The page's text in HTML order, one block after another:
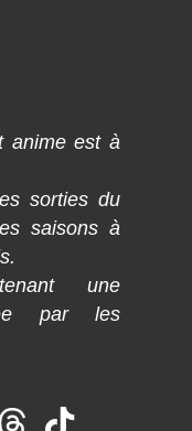
anime est à
sorties du
saisons à
une
par les